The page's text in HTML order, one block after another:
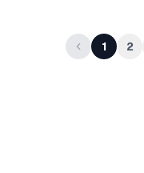
1 2